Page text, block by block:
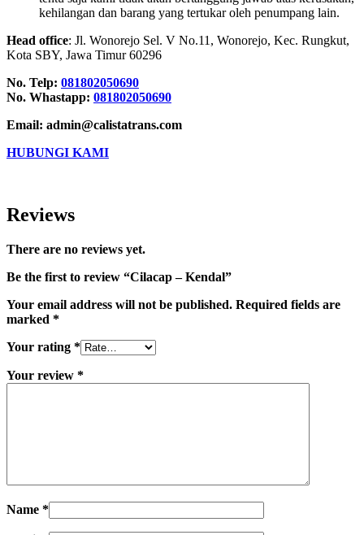
kehilangan dan barang yang tertukar oleh penumpang lain.
Head office: Jl. Wonorejo Sel. V No.11, Wonorejo, Kec. Rungkut,
Kota SBY, Jawa Timur 60296
No. Telp: 081802050690
No. Whastapp: 081802050690
Email: admin@calistatrans.com
HUBUNGI KAMI
Reviews
There are no reviews yet.
Be the first to review “Cilacap – Kendal”
Your email address will not be published. Required fields are
marked *
Your rating *
Your review *
Name *